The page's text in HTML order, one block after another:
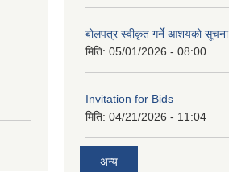
बोलपत्र स्वीकृत गर्ने आशयको सूचना
मिति: 05/01/2026 - 08:00
Invitation for Bids
मिति: 04/21/2026 - 11:04
अन्य